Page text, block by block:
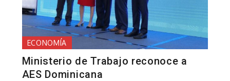
ECONOMÍA
Ministerio de Trabajo reconoce a
AES Dominicana